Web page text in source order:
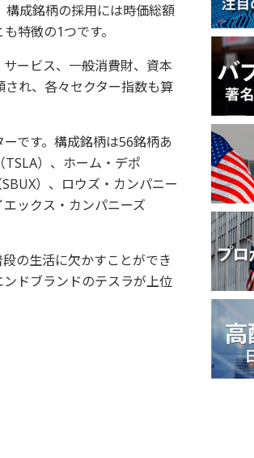
構成銘柄の採用には時価総額
特徴の1つです。
ービス、一般消費財、資本
れ、各々セクター指数も算
です。構成銘柄は56銘柄あ
）、ホーム・デポ
）、ロウズ・カンパニー
ックス・カンパニーズ
の生活に欠かすことができ
ドブランドのテスラが上位